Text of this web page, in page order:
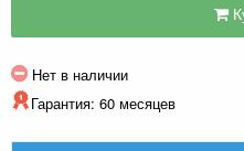
Нет в наличии
Гарантия: 60 месяцев